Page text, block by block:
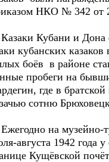
НКО № 342 от
Кубани и Дона
кубанских
боёв в районе
пробеги на
где в
сотню
на музейно-
августа 1942 года
Кущёвской